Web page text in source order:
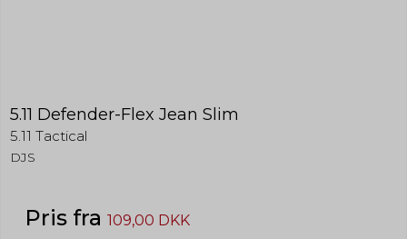
5.11 Defender-Flex Jean Slim
5.11 Tactical
DJS
Pris fra 109,00 DKK